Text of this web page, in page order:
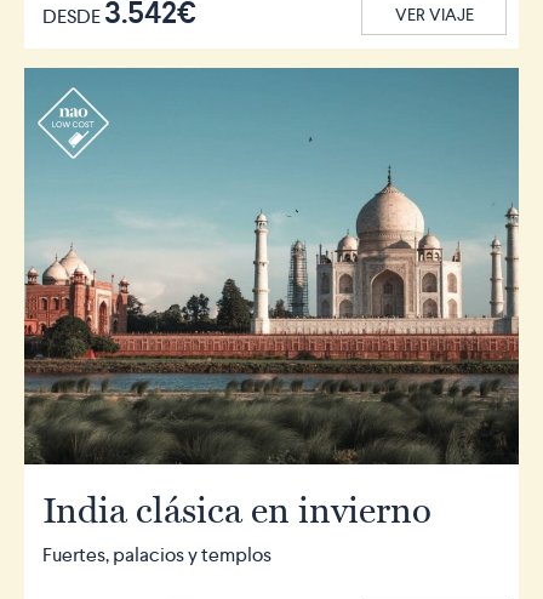
DESDE3.542€ VER VIAJE
r
India clásica en invierno
Fuertes, palacios y templos